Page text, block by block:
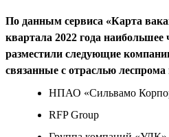
По данным сервиса «Карта
квартала 2022 года наибольшее
разместили следующие
связанные с отраслью леспрома
НПАО «Сильвамо
RFP Group